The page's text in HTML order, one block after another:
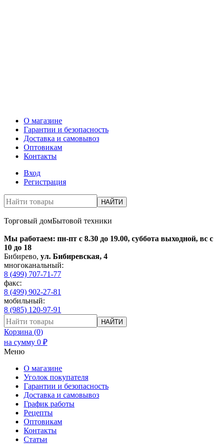
О магазине
Гарантии и безопасность
Доставка и самовывоз
Оптовикам
Контакты
Вход
Регистрация
НАЙТИ
Торговый домБытовой техники
Мы работаем: пн-пт с 8.30 до 19.00, суббота выходной, вс с
10 до 18
Бибирево, ул. Бибиревская, 4
многоканальный:
8 (499) 707-71-77
факс:
8 (499) 902-27-81
мобильный:
8 (985) 120-97-91
НАЙТИ
Корзина (0)
на сумму 0 ₽
Меню
О магазине
Уголок покупателя
Гарантии и безопасность
Доставка и самовывоз
График работы
Рецепты
Оптовикам
Контакты
Статьи